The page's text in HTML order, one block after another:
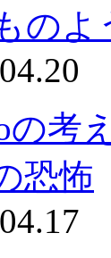
のよ
の考
恐怖